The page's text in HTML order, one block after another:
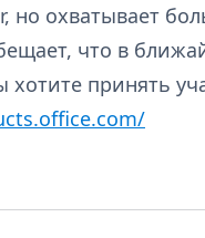
но охватывает
что в
принять